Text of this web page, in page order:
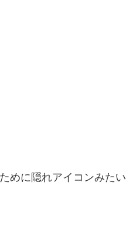
めに隠れアイコンみたい